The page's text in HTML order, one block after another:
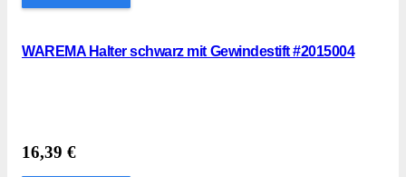
WAREMA Halter schwarz mit Gewindestift #2015004
16,39 €